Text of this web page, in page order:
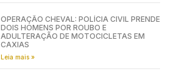
OPERAÇÃO CHEVAL: POLÍCIA CIVIL PRENDE
DOIS HOMENS POR ROUBO E
ADULTERAÇÃO DE MOTOCICLETAS EM
CAXIAS
Leia mais »